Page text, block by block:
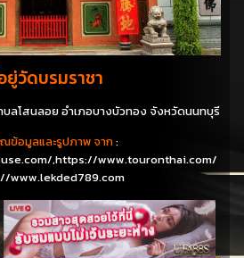
ยู่วัดบรมราชา
บลโสนลอย อำเภอบางบัวทอง จังหวัดนนทบุรี
ข้อมูลและรูปภาพ จาก:
,https://www.touronthai.com/
www.lekded789.com